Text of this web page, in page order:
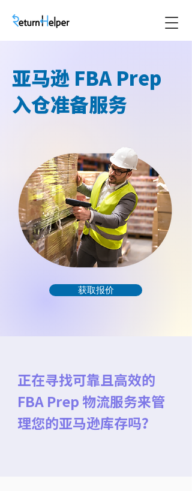
亚马逊 FBA Prep
入仓准备服务
获取报价
正在寻找可靠且高效的
FBA Prep 物流服务来管
理您的亚马逊库存吗？